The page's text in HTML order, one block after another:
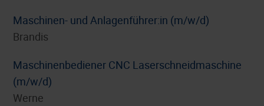
Maschinen- und Anlagenführer:in (m/w/d)
Brandis
Maschinenbediener CNC Laserschneidmaschine
(m/w/d)
Werne